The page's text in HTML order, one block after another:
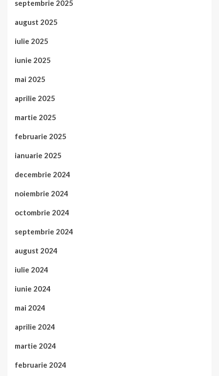
septembrie 2025
august 2025
iulie 2025
iunie 2025
mai 2025
aprilie 2025
martie 2025
februarie 2025
ianuarie 2025
decembrie 2024
noiembrie 2024
octombrie 2024
septembrie 2024
august 2024
iulie 2024
iunie 2024
mai 2024
aprilie 2024
martie 2024
februarie 2024